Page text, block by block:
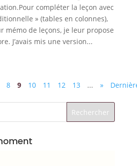
compléter la leçon avec
» (tables en colonnes),
mémo de leçons, je leur propose
J’avais mis une version...
8 9 10 11 12 13 ... »